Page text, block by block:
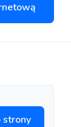
strony